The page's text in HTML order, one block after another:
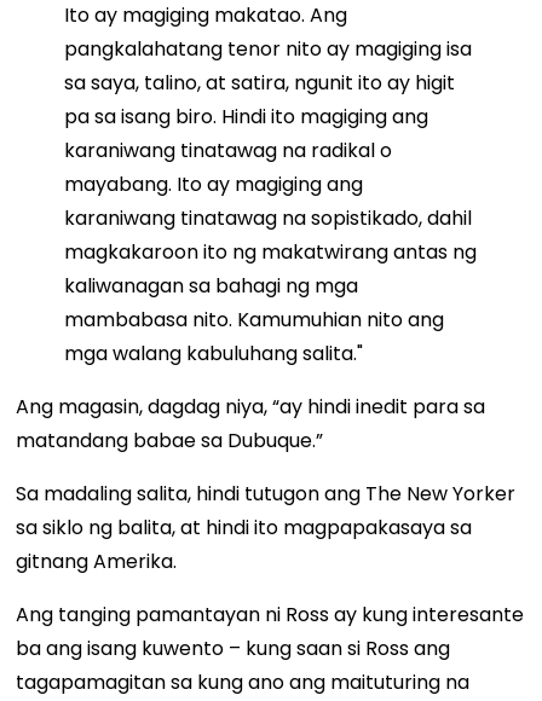
Ito ay magiging makatao. Ang
pangkalahatang tenor nito ay magiging isa
sa saya, talino, at satira, ngunit ito ay higit
pa sa isang biro. Hindi ito magiging ang
karaniwang tinatawag na radikal o
mayabang. Ito ay magiging ang
karaniwang tinatawag na sopistikado, dahil
magkakaroon ito ng makatwirang antas ng
kaliwanagan sa bahagi ng mga
mambabasa nito. Kamumuhian nito ang
mga walang kabuluhang salita."
Ang magasin, dagdag niya, “ay hindi inedit para sa
matandang babae sa Dubuque.”
Sa madaling salita, hindi tutugon ang The New Yorker
sa siklo ng balita, at hindi ito magpapakasaya sa
gitnang Amerika.
Ang tanging pamantayan ni Ross ay kung interesante
ba ang isang kuwento – kung saan si Ross ang
tagapamagitan sa kung ano ang maituturing na